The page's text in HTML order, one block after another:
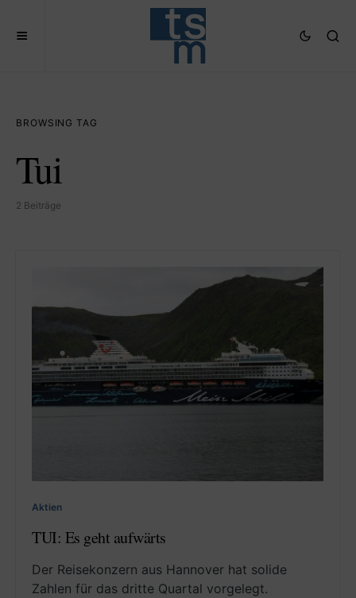
BROWSING TAG
Tui
2 Beiträge
Aktien
TUI: Es geht aufwärts
Der Reisekonzern aus Hannover hat solide
Zahlen für das dritte Quartal vorgelegt.